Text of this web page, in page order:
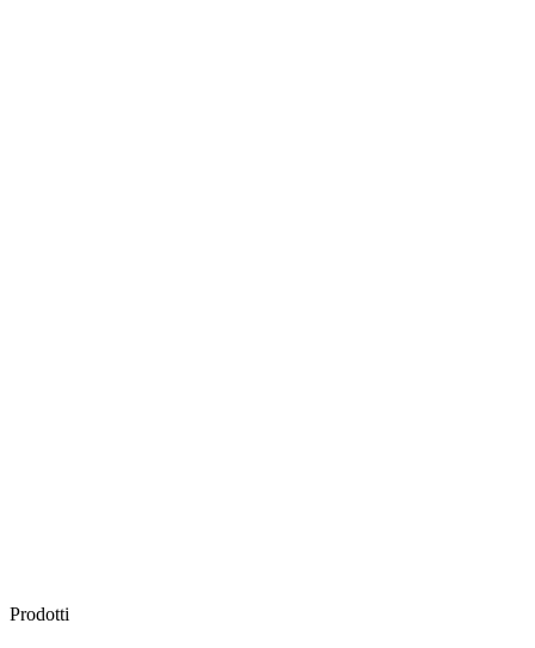
Prodotti